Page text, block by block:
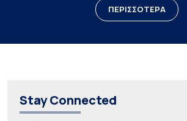
ΠΕΡΙΣΣΟΤΕΡΑ
Stay Connected